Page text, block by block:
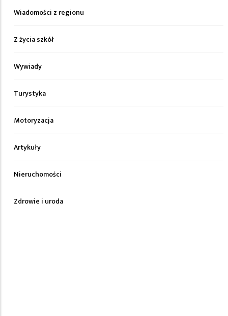
Wiadomości z regionu
Z życia szkół
Wywiady
Turystyka
Motoryzacja
Artykuły
Nieruchomości
Zdrowie i uroda